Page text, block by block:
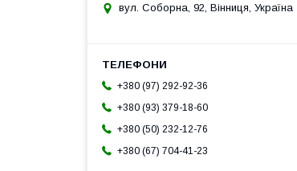
вул. Соборна, 92, Вінниця, Україна
+380 (97) 292-92-36
+380 (93) 379-18-60
+380 (50) 232-12-76
+380 (67) 704-41-23